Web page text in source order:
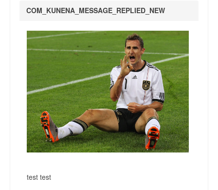
COM_KUNENA_MESSAGE_REPLIED_NEW
test test